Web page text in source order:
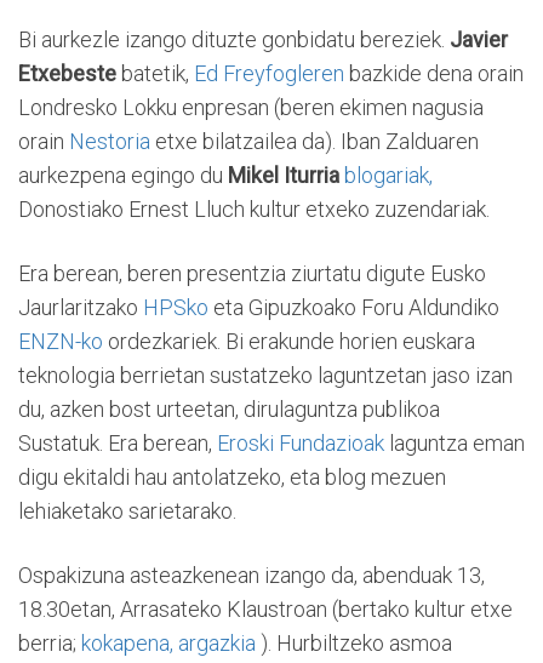
Bi aurkezle izango dituzte gonbidatu bereziek. Javier
Etxebeste batetik, Ed Freyfogleren bazkide dena orain
Londresko Lokku enpresan (beren ekimen nagusia
orain Nestoria etxe bilatzailea da). Iban Zalduaren
aurkezpena egingo du Mikel Iturria blogariak,
Donostiako Ernest Lluch kultur etxeko zuzendariak.
Era berean, beren presentzia ziurtatu digute Eusko
Jaurlaritzako HPSko eta Gipuzkoako Foru Aldundiko
ENZN-ko ordezkariek. Bi erakunde horien euskara
teknologia berrietan sustatzeko laguntzetan jaso izan
du, azken bost urteetan, dirulaguntza publikoa
Sustatuk. Era berean, Eroski Fundazioak laguntza eman
digu ekitaldi hau antolatzeko, eta blog mezuen
lehiaketako sarietarako.
Ospakizuna asteazkenean izango da, abenduak 13,
18.30etan, Arrasateko Klaustroan (bertako kultur etxe
berria; kokapena, argazkia ). Hurbiltzeko asmoa